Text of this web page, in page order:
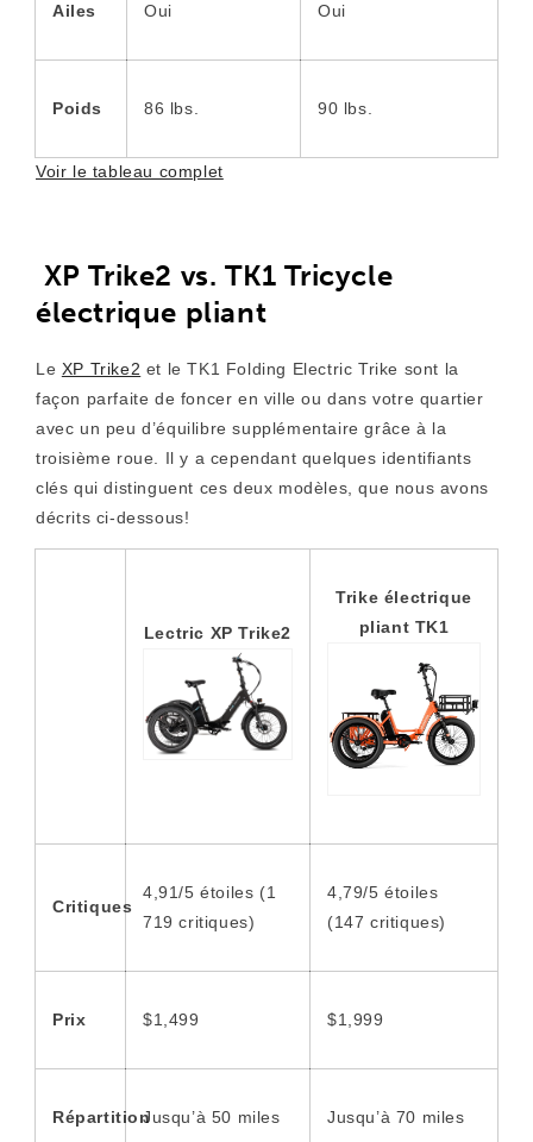
Ailes Oui Oui
Poids 86 lbs. 90 lbs.
Voir le tableau complet
XP Trike2 vs. TK1 Tricycle
électrique pliant
Le XP Trike2 et le TK1 Folding Electric Trike sont la
façon parfaite de foncer en ville ou dans votre quartier
avec un peu d’équilibre supplémentaire grâce à la
troisième roue. Il y a cependant quelques identifiants
clés qui distinguent ces deux modèles, que nous avons
décrits ci-dessous!
Lectric XP Trike2
Trike électrique
pliant TK1
Critiques
4,91/5 étoiles (1
719 critiques)
4,79/5 étoiles
(147 critiques)
Prix $1,499 $1,999
RépartitionJusqu’à 50 miles Jusqu’à 70 miles